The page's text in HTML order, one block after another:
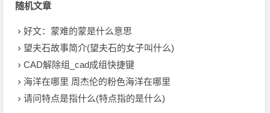
随机文章
好文：蒙难的蒙是什么意思
望夫石故事简介(望夫石的女子叫什么)
CAD解除组_cad成组快捷键
海洋在哪里 周杰伦的粉色海洋在哪里
请问特点是指什么(特点指的是什么)